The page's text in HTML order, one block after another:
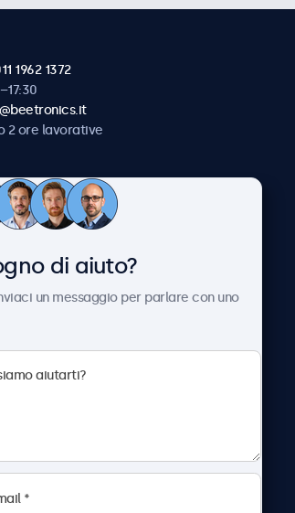
1962 1372
2 ore lavorative
Chi siamo
Notizie e aggiornamenti
Beetronics
Lavora con noi
di aiuto?
un messaggio per parlare con uno